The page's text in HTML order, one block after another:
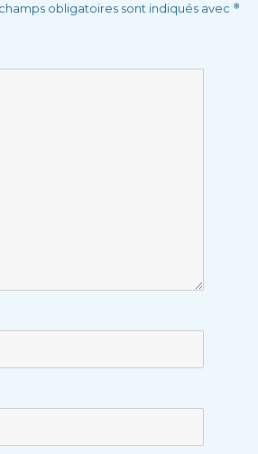
obligatoires sont indiqués avec *